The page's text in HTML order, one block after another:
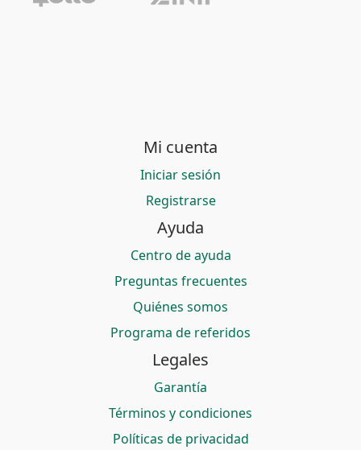
Mi cuenta
Iniciar sesión
Registrarse
Ayuda
Centro de ayuda
Preguntas frecuentes
Quiénes somos
Programa de referidos
Legales
Garantía
Términos y condiciones
Políticas de privacidad